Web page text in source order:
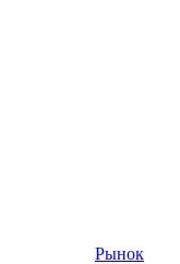
Рынок